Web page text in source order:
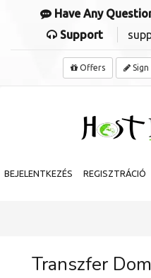
Have Any
Support
Offers Sign
BEJELENTKEZÉS REGISZTRÁCIÓ
Transzfer